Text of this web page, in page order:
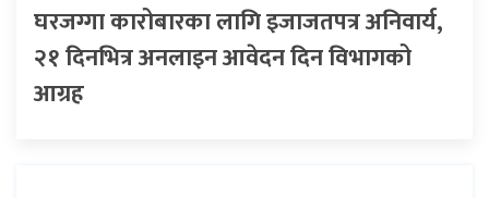
घरजग्गा कारोबारका लागि इजाजतपत्र अनिवार्य,
२१ दिनभित्र अनलाइन आवेदन दिन विभागको
आग्रह